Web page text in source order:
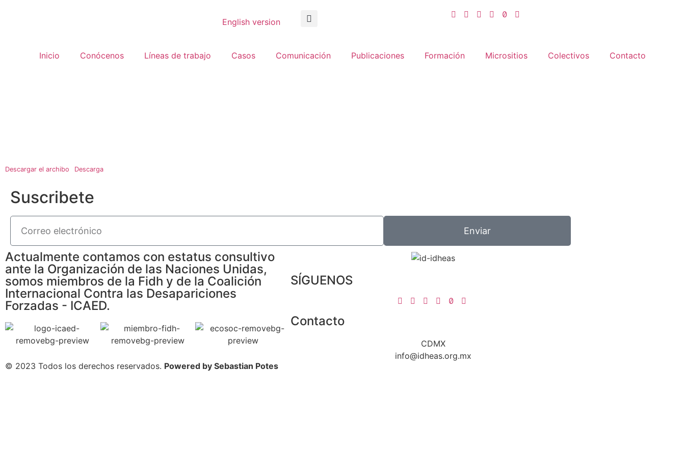
English version
Inicio Conócenos Líneas de trabajo Casos Comunicación Publicaciones Formación Micrositios Colectivos Contacto
Descargar el archibo Descarga
Suscribete
Enviar
Actualmente contamos con estatus consultivo
ante la Organización de las Naciones Unidas,
somos miembros de la Fidh y de la Coalición
Internacional Contra las Desapariciones
Forzadas - ICAED.
SÍGUENOS
Contacto
CDMX
info@idheas.org.mx
© 2023 Todos los derechos reservados. Powered by Sebastian Potes